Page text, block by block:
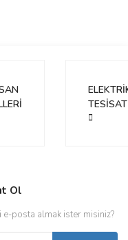
TESİSAT
Ol
e-posta almak ister misiniz?